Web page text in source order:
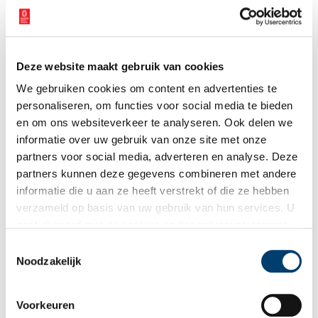
Deze website maakt gebruik van cookies
We gebruiken cookies om content en advertenties te
personaliseren, om functies voor social media te bieden
en om ons websiteverkeer te analyseren. Ook delen we
informatie over uw gebruik van onze site met onze
partners voor social media, adverteren en analyse. Deze
partners kunnen deze gegevens combineren met andere
informatie die u aan ze heeft verstrekt of die ze hebben
verzameld op basis van uw gebruik van hun services. U
Noodzakelijk
Voorkeuren
een dik pakket klei, waarschijnlijk afgezet tijdens deze
gebeurtenis.’
die hier in de Vroege-Bronstijd in de omgeving van het huidige
Hoorn rondliepen, zullen er vergelijkbaar hebben uitgezien.
Jasper Leek: ‘Hoewel de periode is genoemd naar het metaal
brons, zullen de bewoners van West-Friesland in deze vroege fase
vooral gebruik hebben gemaakt van vuursteen om pijlpunten of
andere werktuigen te maken. Sieraden werden gemaakt van
barnsteen dat langs de kust werd gevonden of van bewerkt
dierenbot. Kleding werd gefabriceerd van bont van bevers en
verbouwd. De akkers werden bewerkt met een houten